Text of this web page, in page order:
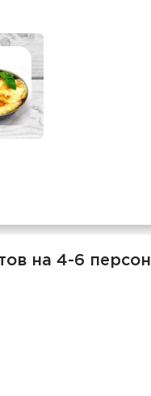
на 4-6 персон